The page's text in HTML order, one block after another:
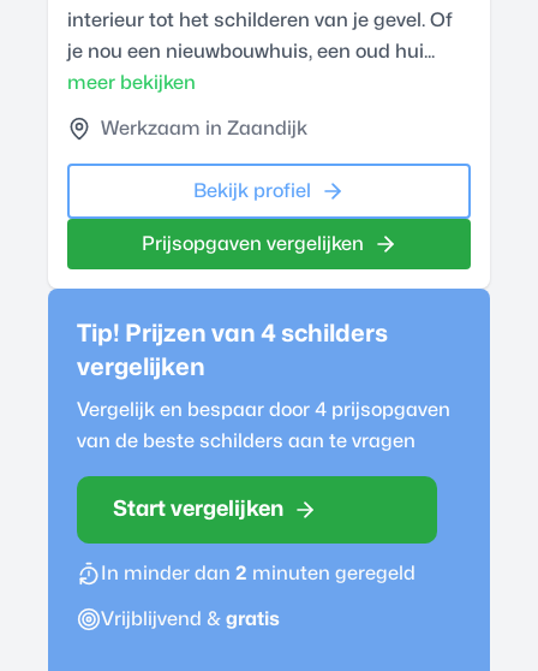
interieur tot het schilderen van je gevel. Of
je nou een nieuwbouwhuis, een oud hui...
meer bekijken
Werkzaam in Zaandijk
Bekijk profiel
Prijsopgaven vergelijken
Tip! Prijzen van 4 schilders
vergelijken
Vergelijk en bespaar door 4 prijsopgaven
van de beste schilders aan te vragen
Start vergelijken
In minder dan 2 minuten geregeld
Vrijblijvend & gratis